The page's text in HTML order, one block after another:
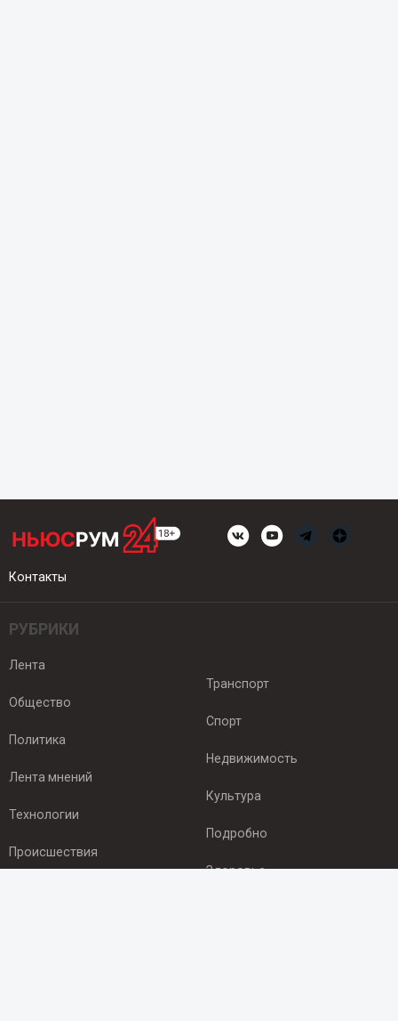
Контакты
РУБРИКИ
Лента
Общество
Политика
Лента мнений
Технологии
Происшествия
Транспорт
Спорт
Недвижимость
Культура
Подробно
Здоровье